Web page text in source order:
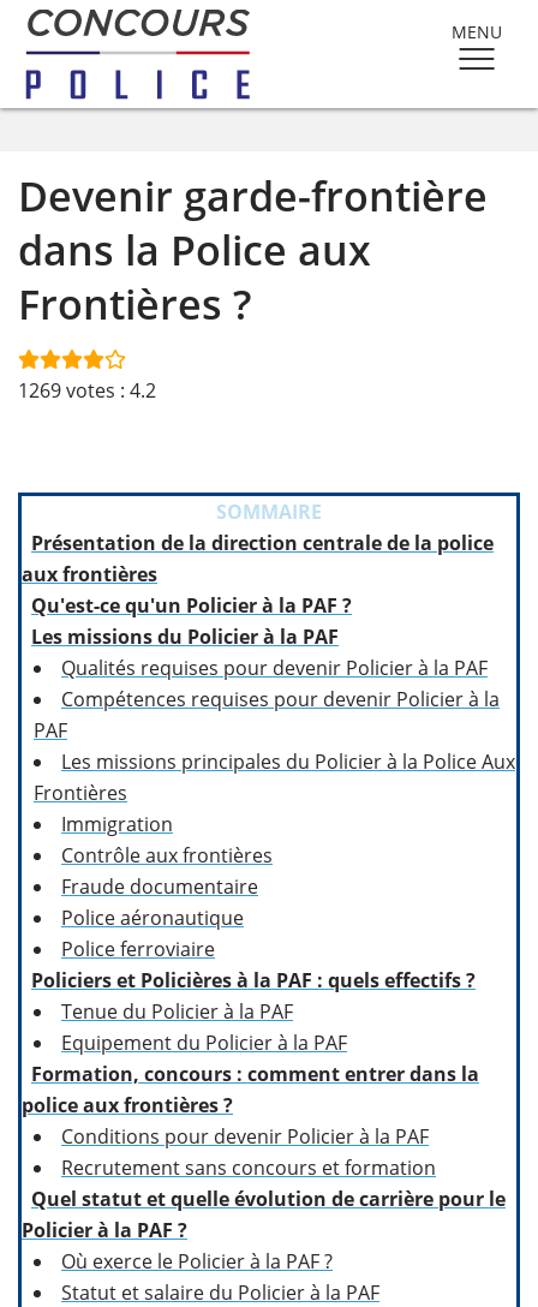
MENU
Devenir garde-frontière
dans la Police aux
Frontières ?
1269votes : 4.2
SOMMAIRE
Présentation de la direction centrale de la police
aux frontières
Qu'est-ce qu'un Policier à la PAF ?
Les missions du Policier à la PAF
Qualités requises pour devenir Policier à la PAF
Compétences requises pour devenir Policier à la
PAF
Les missions principales du Policier à la Police Aux
Frontières
Immigration
Contrôle aux frontières
Fraude documentaire
Police aéronautique
Police ferroviaire
Policiers et Policières à la PAF : quels effectifs ?
Tenue du Policier à la PAF
Equipement du Policier à la PAF
Formation, concours : comment entrer dans la
police aux frontières ?
Conditions pour devenir Policier à la PAF
Recrutement sans concours et formation
Quel statut et quelle évolution de carrière pour le
Policier à la PAF ?
Où exerce le Policier à la PAF ?
Statut et salaire du Policier à la PAF